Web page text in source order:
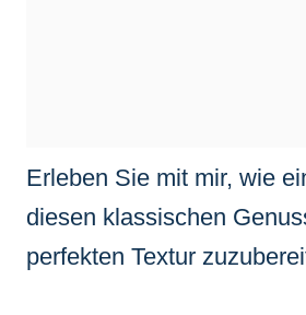
Erleben Sie mit mir, wie
diesen klassischen
perfekten Textur